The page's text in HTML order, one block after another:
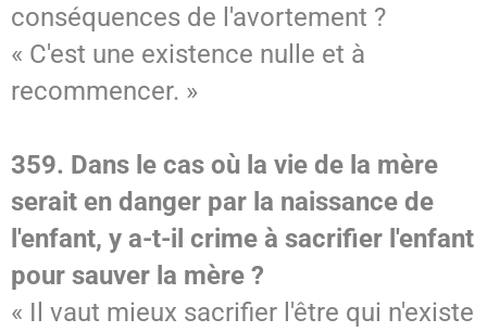
conséquences de l'avortement ?
« C'est une existence nulle et à
recommencer. »
359. Dans le cas où la vie de la mère
serait en danger par la naissance de
l'enfant, y a-t-il crime à sacrifier l'enfant
pour sauver la mère ?
« Il vaut mieux sacrifier l'être qui n'existe